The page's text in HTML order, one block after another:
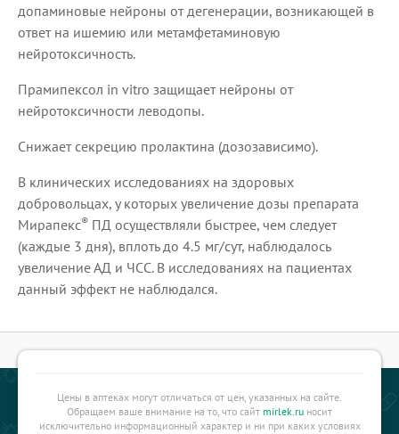
допаминовые нейроны от дегенерации, возникающей в
ответ на ишемию или метамфетаминовую
нейротоксичность.
Прамипексол in vitro защищает нейроны от
нейротоксичности леводопы.
Снижает секрецию пролактина (дозозависимо).
В клинических исследованиях на здоровых
добровольцах, у которых увеличение дозы препарата
Мирапекс® ПД осуществляли быстрее, чем следует
(каждые 3 дня), вплоть до 4.5 мг/сут, наблюдалось
увеличение АД и ЧСС. В исследованиях на пациентах
данный эффект не наблюдался.
Цены в аптеках могут отличаться от цен, указанных на сайте.
Обращаем ваше внимание на то, что сайт mirlek.ru носит
исключительно информационный характер и ни при каких условиях